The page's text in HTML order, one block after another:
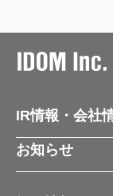
IR情報・会社
IR情報トップ
会社情報
お知らせ